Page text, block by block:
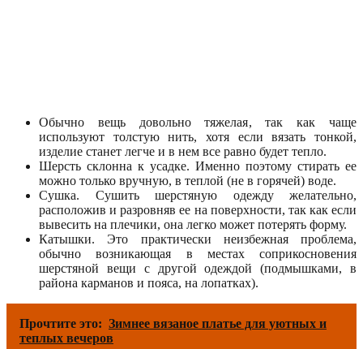
Обычно вещь довольно тяжелая, так как чаще
используют толстую нить, хотя если вязать тонкой,
изделие станет легче и в нем все равно будет тепло.
Шерсть склонна к усадке. Именно поэтому стирать ее
можно только вручную, в теплой (не в горячей) воде.
Сушка. Сушить шерстяную одежду желательно,
расположив и разровняв ее на поверхности, так как если
вывесить на плечики, она легко может потерять форму.
Катышки. Это практически неизбежная проблема,
обычно возникающая в местах соприкосновения
шерстяной вещи с другой одеждой (подмышками, в
района карманов и пояса, на лопатках).
Прочтите это: Зимнее вязаное платье для уютных и
теплых вечеров